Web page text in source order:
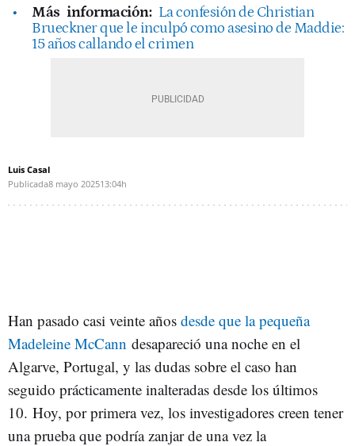
Más información: La confesión de Christian
Brueckner que le inculpó como asesino de Maddie:
15 años callando el crimen
Luis Casal
Publicada8 mayo 202513:04h
Han pasado casi veinte años desde que la pequeña
Madeleine McCann desapareció una noche en el
Algarve, Portugal, y las dudas sobre el caso han
seguido prácticamente inalteradas desde los últimos
10. Hoy, por primera vez, los investigadores creen tener
una prueba que podría zanjar de una vez la